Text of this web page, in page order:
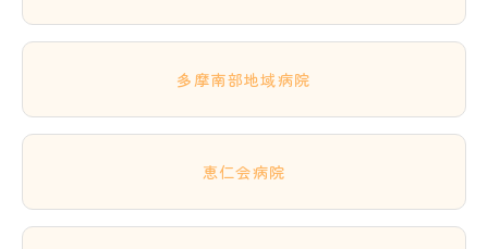
多摩南部地域病院
恵仁会病院